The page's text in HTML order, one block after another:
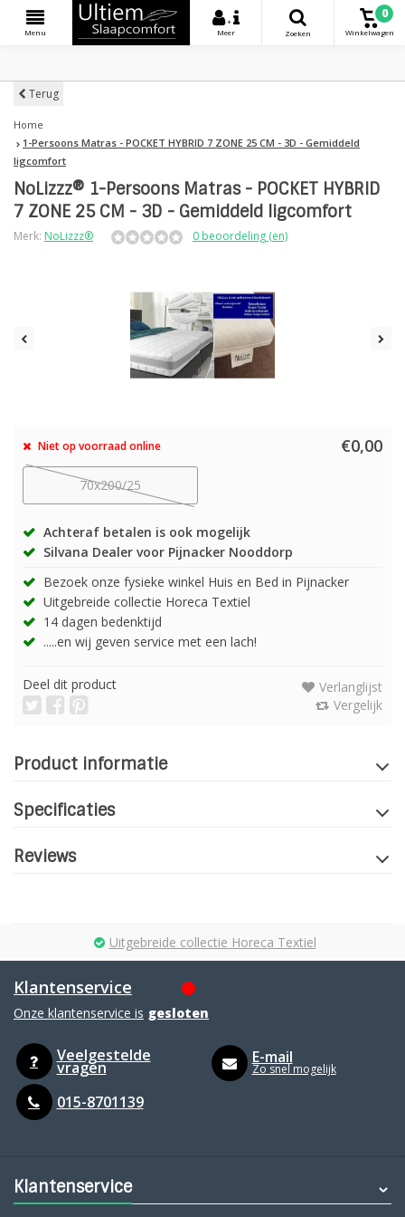
Menu
+
Meer
Zoeken
0
Winkelwagen
Terug
Home
1-Persoons Matras - POCKET HYBRID 7 ZONE 25 CM - 3D - Gemiddeld
ligcomfort
NoLizzz® 1-Persoons Matras - POCKET HYBRID
7 ZONE 25 CM - 3D - Gemiddeld ligcomfort
Merk: NoLizzz® 0 beoordeling (en)
Niet op voorraad online €0,00
70x200/25
Achteraf betalen is ook mogelijk
Silvana Dealer voor Pijnacker Nooddorp
Bezoek onze fysieke winkel Huis en Bed in Pijnacker
Uitgebreide collectie Horeca Textiel
14 dagen bedenktijd
.....en wij geven service met een lach!
Deel dit product
Verlanglijst
Vergelijk
Product informatie
Specificaties
Reviews
Uitgebreide collectie Horeca Textiel
Klantenservice
Onze klantenservice is gesloten
Veelgestelde
vragen
015-8701139
E-mail
Zo snel mogelijk
Klantenservice